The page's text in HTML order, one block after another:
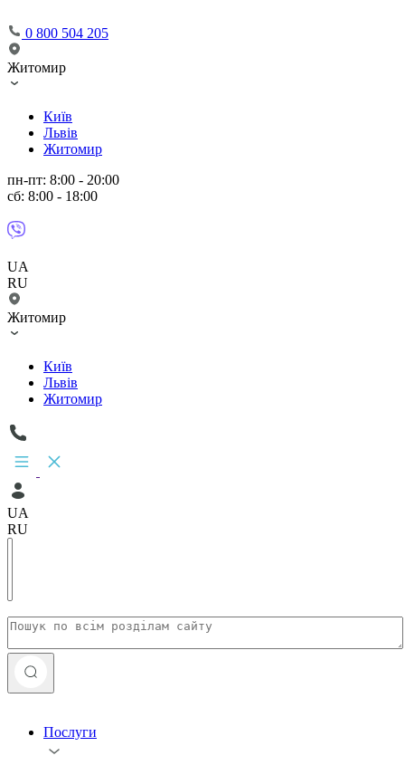
0 800 504 205
Житомир
Київ
Львів
Житомир
пн-пт: 8:00 - 20:00
сб: 8:00 - 18:00
UA
RU
Житомир
Київ
Львів
Житомир
UA
RU
Послуги